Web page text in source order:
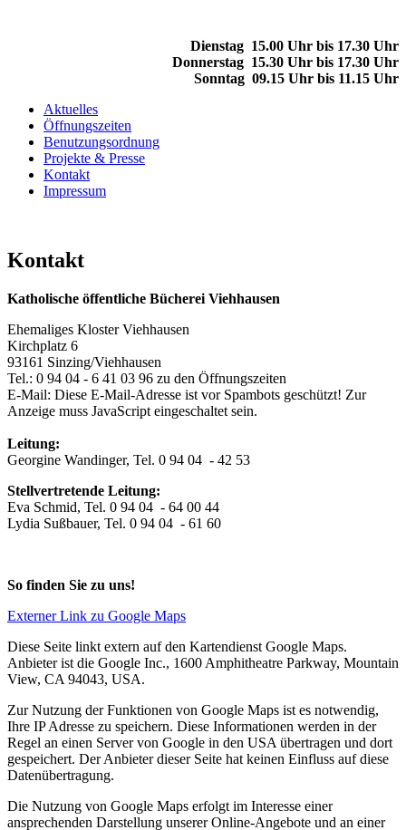
Dienstag 15.00 Uhr bis 17.30 Uhr
Donnerstag 15.30 Uhr bis 17.30 Uhr
Sonntag 09.15 Uhr bis 11.15 Uhr
Aktuelles
Öffnungszeiten
Benutzungsordnung
Projekte & Presse
Kontakt
Impressum
Kontakt
Katholische öffentliche Bücherei Viehhausen
Ehemaliges Kloster Viehhausen
Kirchplatz 6
93161 Sinzing/Viehhausen
Tel.: 0 94 04 - 6 41 03 96 zu den Öffnungszeiten
E-Mail: Diese E-Mail-Adresse ist vor Spambots geschützt! Zur
Anzeige muss JavaScript eingeschaltet sein.
Leitung:
Georgine Wandinger, Tel. 0 94 04 - 42 53
Stellvertretende Leitung:
Eva Schmid, Tel. 0 94 04 - 64 00 44
Lydia Sußbauer, Tel. 0 94 04 - 61 60
So finden Sie zu uns!
Externer Link zu Google Maps
Diese Seite linkt extern auf den Kartendienst Google Maps.
Anbieter ist die Google Inc., 1600 Amphitheatre Parkway, Mountain
View, CA 94043, USA.
Zur Nutzung der Funktionen von Google Maps ist es notwendig,
Ihre IP Adresse zu speichern. Diese Informationen werden in der
Regel an einen Server von Google in den USA übertragen und dort
gespeichert. Der Anbieter dieser Seite hat keinen Einfluss auf diese
Datenübertragung.
Die Nutzung von Google Maps erfolgt im Interesse einer
ansprechenden Darstellung unserer Online-Angebote und an einer